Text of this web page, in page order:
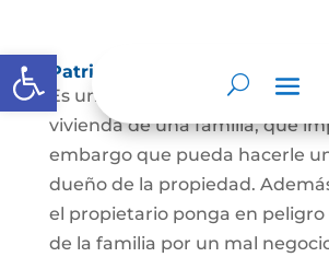
Abrir barra de herramientas
Patrimonio de familia
Es una clase especial de
vivienda de una familia, que
embargo que pueda hacerle
dueño de la propiedad.
el propietario ponga en
de la familia por un mal